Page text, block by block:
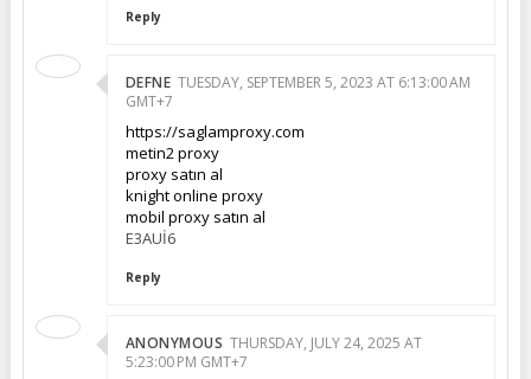
Reply
DEFNE TUESDAY, SEPTEMBER 5, 2023 AT 6:13:00 AM
GMT+7
https://saglamproxy.com
metin2 proxy
proxy satın al
knight online proxy
mobil proxy satın al
E3AUİ6
Reply
ANONYMOUS THURSDAY, JULY 24, 2025 AT
5:23:00 PM GMT+7